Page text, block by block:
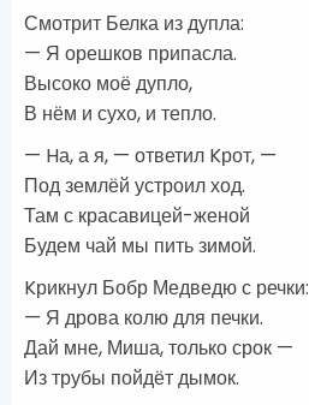
Смотрит Белка из дупла:
— Я орешков припасла.
Высоко моё дупло,
В нём и сухо, и тепло.
— Hа, а я, — ответил Kрот, —
Под землёй устроил ход.
Там с красавицей-женой
Будем чай мы пить зимой.
Kрикнул Бобр Медведю с речки:
— Я дрова колю для печки.
Дай мне, Миша, только срок —
Из трубы пойдёт дымок.